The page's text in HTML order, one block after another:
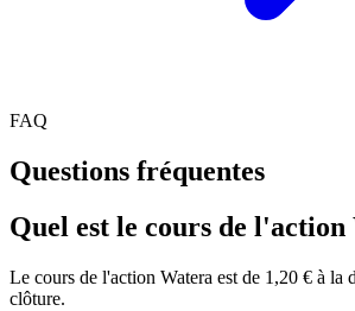
FAQ
Questions fréquentes
Quel est le cours de l'action
Le cours de l'action Watera est de 1,20 € à la
clôture.